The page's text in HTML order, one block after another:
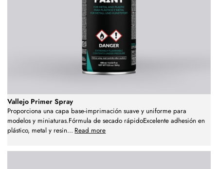
Vallejo Primer Spray
Proporciona una capa base-imprimación suave y uniforme para
modelos y miniaturas.Fórmula de secado rápidoExcelente adhesión en
plástico, metal y resin... Read more